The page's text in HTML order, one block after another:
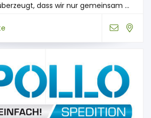
dass wir nur gemeinsam ...